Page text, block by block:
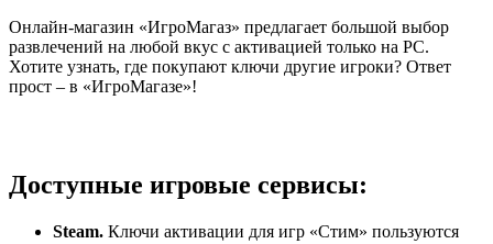
Онлайн-магазин «ИгроМагаз» предлагает большой выбор
развлечений на любой вкус с активацией только на PC.
Хотите узнать, где покупают ключи другие игроки? Ответ
прост – в «ИгроМагазе»!
Доступные игровые сервисы:
Steam. Ключи активации для игр «Стим» пользуются